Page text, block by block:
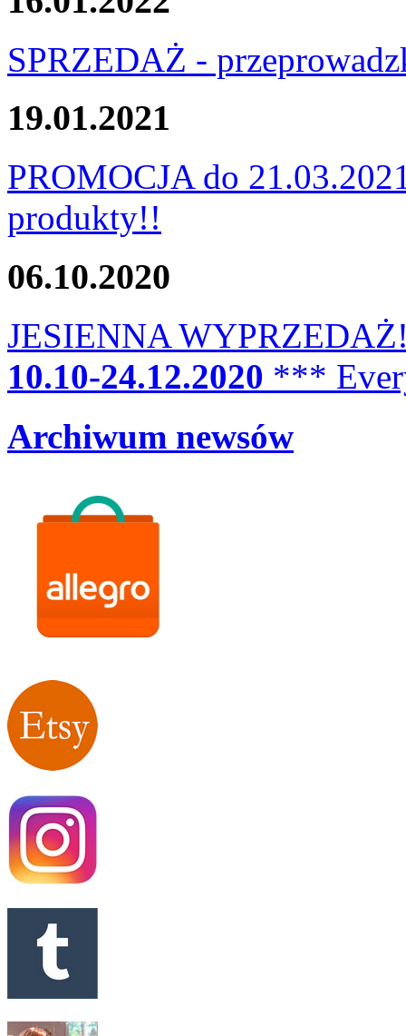
SPRZEDAŻ -
19.01.2021
PROMOCJA do
produkty!!
06.10.2020
JESIENNA
10.10-24.12.2020 ***
Archiwum newsów